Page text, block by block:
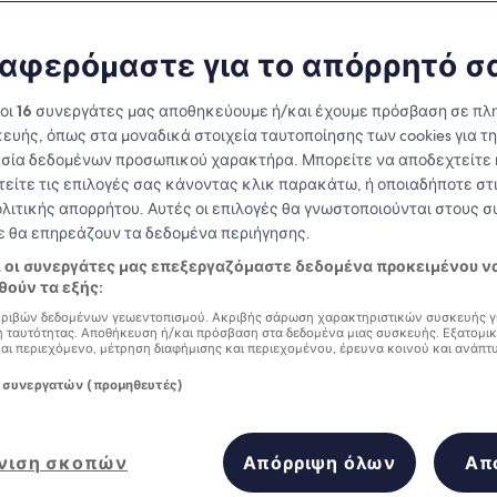
you need to know before you
για το απόρρητό
16 συνεργάτες μας αποθηκεύουμε ή/και έχουμε πρόσβαση σε
όπως στα μοναδικά στοιχεία ταυτοποίησης των cookies για
δεδομένων προσωπικού χαρακτήρα. Μπορείτε να αποδεχτείτε
τις επιλογές σας κάνοντας κλικ παρακάτω, ή οποιαδήποτε
απορρήτου. Αυτές οι επιλογές θα γνωστοποιούνται στους
θα επηρεάζουν τα δεδομένα περιήγησης.
οι συνεργάτες μας επεξεργαζόμαστε δεδομένα προκειμένου
τα εξής:
δεδομένων γεωεντοπισμού. Ακριβής σάρωση χαρακτηριστικών συσκευής
ταυτότητας. Αποθήκευση ή/και πρόσβαση στα δεδομένα μιας συσκευής.
περιεχόμενο, μέτρηση διαφήμισης και περιεχομένου, έρευνα κοινού και
(προμηθευτές)
σκοπών Απόρριψη όλων